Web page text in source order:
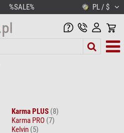
%SALE% PL / $
Karma PLUS (8)
Karma PRO (7)
Kelvin (5)